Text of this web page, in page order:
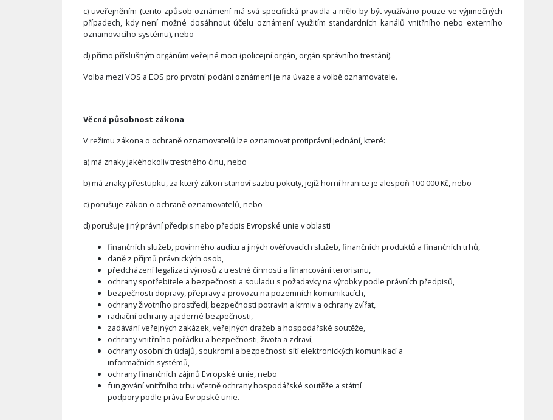
c) uveřejněním (tento způsob oznámení má svá specifická pravidla a mělo by být využíváno pouze ve výjimečných
případech, kdy není možné dosáhnout účelu oznámení využitím standardních kanálů vnitřního nebo externího
oznamovacího systému), nebo
d) přímo příslušným orgánům veřejné moci (policejní orgán, orgán správního trestání).
Volba mezi VOS a EOS pro prvotní podání oznámení je na úvaze a volbě oznamovatele.
Věcná působnost zákona
V režimu zákona o ochraně oznamovatelů lze oznamovat protiprávní jednání, které:
a) má znaky jakéhokoliv trestného činu, nebo
b) má znaky přestupku, za který zákon stanoví sazbu pokuty, jejíž horní hranice je alespoň 100 000 Kč, nebo
c) porušuje zákon o ochraně oznamovatelů, nebo
d) porušuje jiný právní předpis nebo předpis Evropské unie v oblasti
finančních služeb, povinného auditu a jiných ověřovacích služeb, finančních produktů a finančních trhů,
daně z příjmů právnických osob,
předcházení legalizaci výnosů z trestné činnosti a financování terorismu,
ochrany spotřebitele a bezpečnosti a souladu s požadavky na výrobky podle právních předpisů,
bezpečnosti dopravy, přepravy a provozu na pozemních komunikacích,
ochrany životního prostředí, bezpečnosti potravin a krmiv a ochrany zvířat,
radiační ochrany a jaderné bezpečnosti,
zadávání veřejných zakázek, veřejných dražeb a hospodářské soutěže,
ochrany vnitřního pořádku a bezpečnosti, života a zdraví,
ochrany osobních údajů, soukromí a bezpečnosti sítí elektronických komunikací a
informačních systémů,
ochrany finančních zájmů Evropské unie, nebo
fungování vnitřního trhu včetně ochrany hospodářské soutěže a státní
podpory podle práva Evropské unie.